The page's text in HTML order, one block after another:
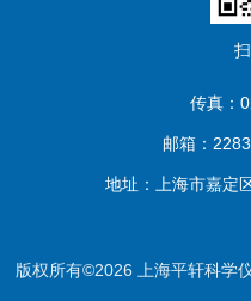
传真：
邮箱：
地址：上海市嘉定
版权所有©2026 上海平轩科